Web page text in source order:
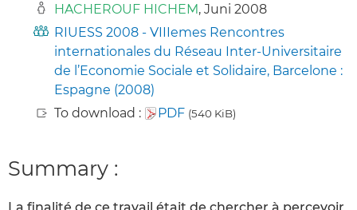
HACHEROUF HICHEM, Juni 2008
RIUESS 2008 - VIIIemes Rencontres
internationales du Réseau Inter-Universitaire
de l’Economie Sociale et Solidaire, Barcelone :
Espagne (2008)
To download :
PDF (540 KiB)
Summary :